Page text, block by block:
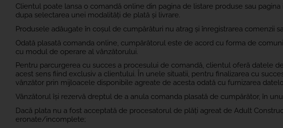
Clientul poate lansa o comandă online din pagina de listare produse sau
dupa selectarea unei modalități de plată și livrare.
Produsele adăugate în coșul de cumpărături nu atrag și înregistrarea comenzii
Odată plasată comanda online, cumpărătorul este de acord cu forma de
cu modul de operare al vânzătorului.
Pentru parcurgerea cu succes a procesului de comandă, clientul oferă datele
acest sens fiind exclusiv a clientului. În unele situatii, pentru finalizarea cu
vânzător prin mijloacele disponibile agreate de acesta odată cu furnizarea
Vânzătorul își rezervă dreptul de a anula comanda plasată de cumpărător, în
Dacă plata nu a fost acceptată de procesatorul de plăți agreat de Adult
eronate/incomplete;